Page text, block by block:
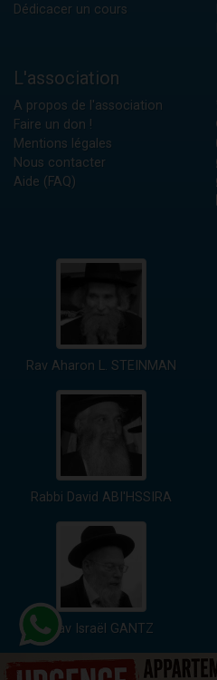
Dédicacer un cours
L'association
A propos de l'association
Faire un don !
Mentions légales
Nous contacter
Aide (FAQ)
Rav Aharon L. STEINMAN
Rabbi David ABI'HSSIRA
Rav Israël GANTZ